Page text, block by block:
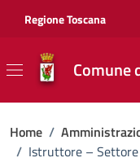
Regione Toscana
Comune
Home /
/ Istruttore – Settore